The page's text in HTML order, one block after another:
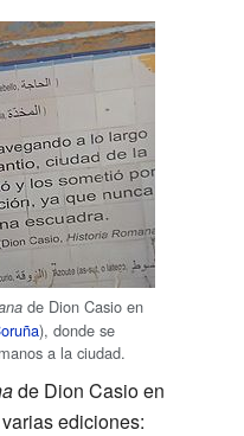
de Dion Casio en
), donde se
a la ciudad.
de Dion Casio en
ediciones: